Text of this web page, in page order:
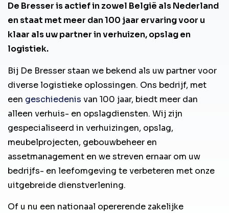
De Bresser is actief in zowel België als Nederland
en staat met meer dan 100 jaar ervaring voor u
klaar als uw partner in verhuizen, opslag en
logistiek.
Bij De Bresser staan we bekend als uw partner voor
diverse logistieke oplossingen. Ons bedrijf, met
een geschiedenis van 100 jaar, biedt meer dan
alleen verhuis- en opslagdiensten. Wij zijn
gespecialiseerd in verhuizingen, opslag,
meubelprojecten, gebouwbeheer en
assetmanagement en we streven ernaar om uw
bedrijfs- en leefomgeving te verbeteren met onze
uitgebreide dienstverlening.
Of u nu een nationaal opererende zakelijke